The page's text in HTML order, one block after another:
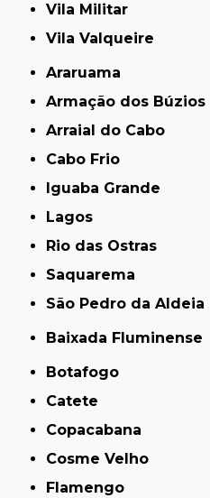
Vila Militar
Vila Valqueire
Araruama
Armação dos Búzios
Arraial do Cabo
Cabo Frio
Iguaba Grande
Lagos
Rio das Ostras
Saquarema
São Pedro da Aldeia
Baixada Fluminense
Botafogo
Catete
Copacabana
Cosme Velho
Flamengo